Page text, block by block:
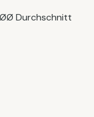
Ø Durchschnitt